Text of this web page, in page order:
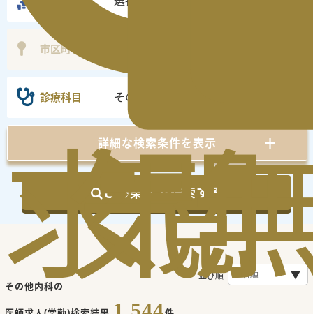
求
気
閲
市区町村
診療科目 その他内科
詳細な検索条件を表示
この条件で検索する
その他内科の
並び順